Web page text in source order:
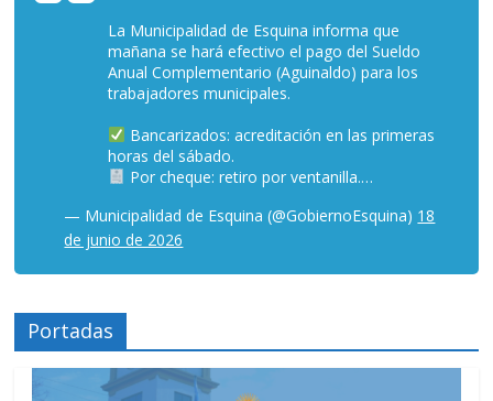
La Municipalidad de Esquina informa que
mañana se hará efectivo el pago del Sueldo
Anual Complementario (Aguinaldo) para los
trabajadores municipales.
Bancarizados: acreditación en las primeras
horas del sábado.
Por cheque: retiro por ventanilla.…
— Municipalidad de Esquina (@GobiernoEsquina) 18
de junio de 2026
Portadas